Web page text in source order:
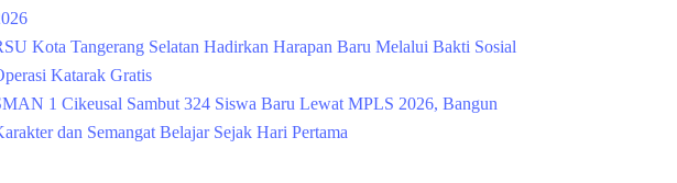
Kota Tangerang Selatan Hadirkan Harapan Baru Melalui Bakti Sosial
Katarak Gratis
1 Cikeusal Sambut 324 Siswa Baru Lewat MPLS 2026, Bangun
dan Semangat Belajar Sejak Hari Pertama